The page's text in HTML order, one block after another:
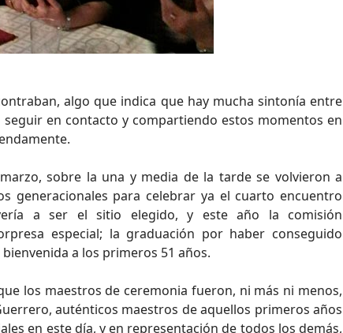
algo que indica que hay mucha sintonía entre
en contacto y compartiendo estos momentos en
sobre la una y media de la tarde se volvieron a
generacionales para celebrar ya el cuarto encuentro
a ser el sitio elegido, y este año la comisión
especial; la graduación por haber conseguido
bienvenida a los primeros 51 años.
los maestros de ceremonia fueron, ni más ni menos,
auténticos maestros de aquellos primeros años
en este día, y en representación de todos los demás,